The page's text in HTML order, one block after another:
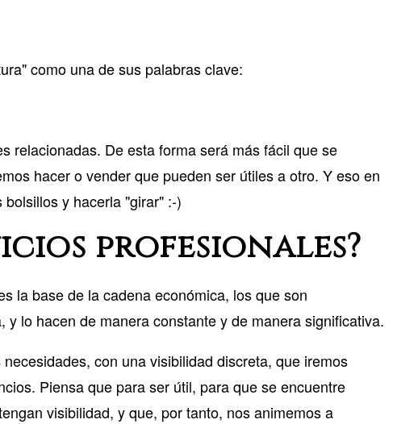
como una de sus palabras clave:
relacionadas. De esta forma será más fácil que se
hacer o vender que pueden ser útiles a otro. Y eso en
y hacerla "girar" :-)
profesionales?
la base de la cadena económica, los que son
lo hacen de manera constante y de manera significativa.
con una visibilidad discreta, que iremos
Piensa que para ser útil, para que se encuentre
visibilidad, y que, por tanto, nos animemos a